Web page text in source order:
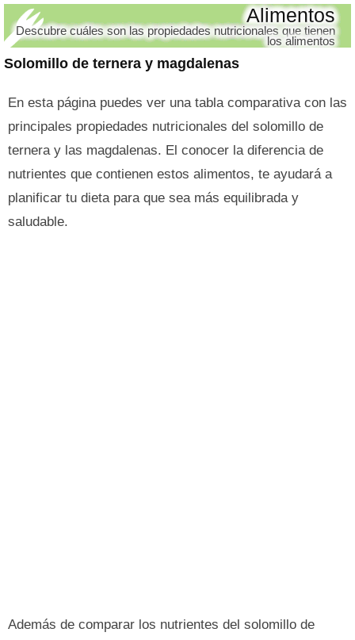
Solomillo de ternera y magdalenas
Alimentos
Descubre cuáles son las propiedades nutricionales que tienen
los alimentos
En esta página puedes ver una tabla comparativa con las
principales propiedades nutricionales del solomillo de
ternera y las magdalenas. El conocer la diferencia de
nutrientes que contienen estos alimentos, te ayudará a
planificar tu dieta para que sea más equilibrada y
saludable.
Además de comparar los nutrientes del solomillo de